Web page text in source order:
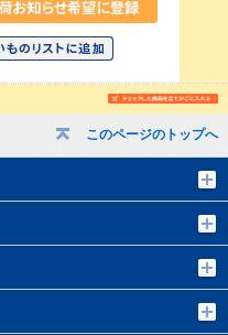
このページのトップへ